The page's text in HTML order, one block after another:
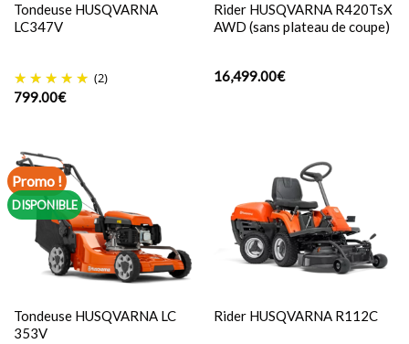
Tondeuse HUSQVARNA
LC347V
(2)
799.00€
Rider HUSQVARNA R420TsX
AWD (sans plateau de coupe)
16,499.00€
Promo !
DISPONIBLE
Tondeuse HUSQVARNA LC
353V
Rider HUSQVARNA R112C